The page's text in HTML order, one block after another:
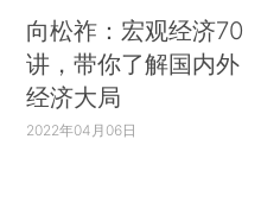
向松祚：宏观经济70
讲，带你了解国内外
经济大局
2022年04月06日